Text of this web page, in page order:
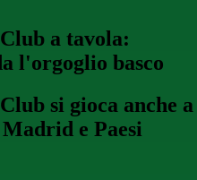
a tavola:
l'orgoglio basco
si gioca anche a
e Paesi